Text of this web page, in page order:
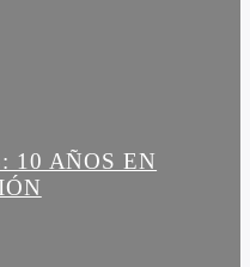
10 AÑOS EN